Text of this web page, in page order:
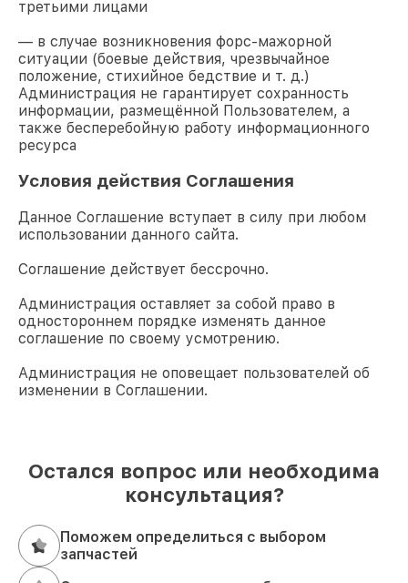
третьими лицами
— в случае возникновения форс-мажорной
ситуации (боевые действия, чрезвычайное
положение, стихийное бедствие и т. д.)
Администрация не гарантирует сохранность
информации, размещённой Пользователем, а
также бесперебойную работу информационного
ресурса
Условия действия Соглашения
Данное Соглашение вступает в силу при любом
использовании данного сайта.
Соглашение действует бессрочно.
Администрация оставляет за собой право в
одностороннем порядке изменять данное
соглашение по своему усмотрению.
Администрация не оповещает пользователей об
изменении в Соглашении.
Остался вопрос или необходима
консультация?
Поможем определиться с выбором
запчастей